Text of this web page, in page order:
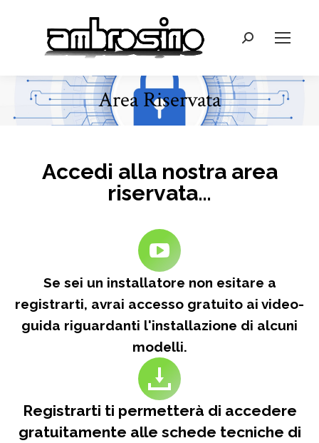
Cerca:
Area Riservata
Tu sei qui:
Accedi alla nostra area
riservata…
Se sei un installatore non esitare a
registrarti, avrai accesso gratuito ai video-
guida riguardanti l'installazione di alcuni
modelli.
Registrarti ti permetterà di accedere
gratuitamente alle schede tecniche di